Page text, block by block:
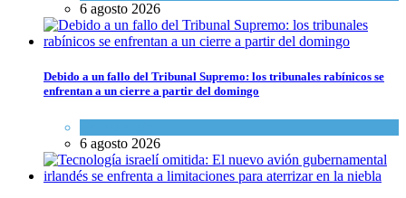
6 agosto 2026
Debido a un fallo del Tribunal Supremo: los tribunales rabínicos se
enfrentan a un cierre a partir del domingo
6 agosto 2026